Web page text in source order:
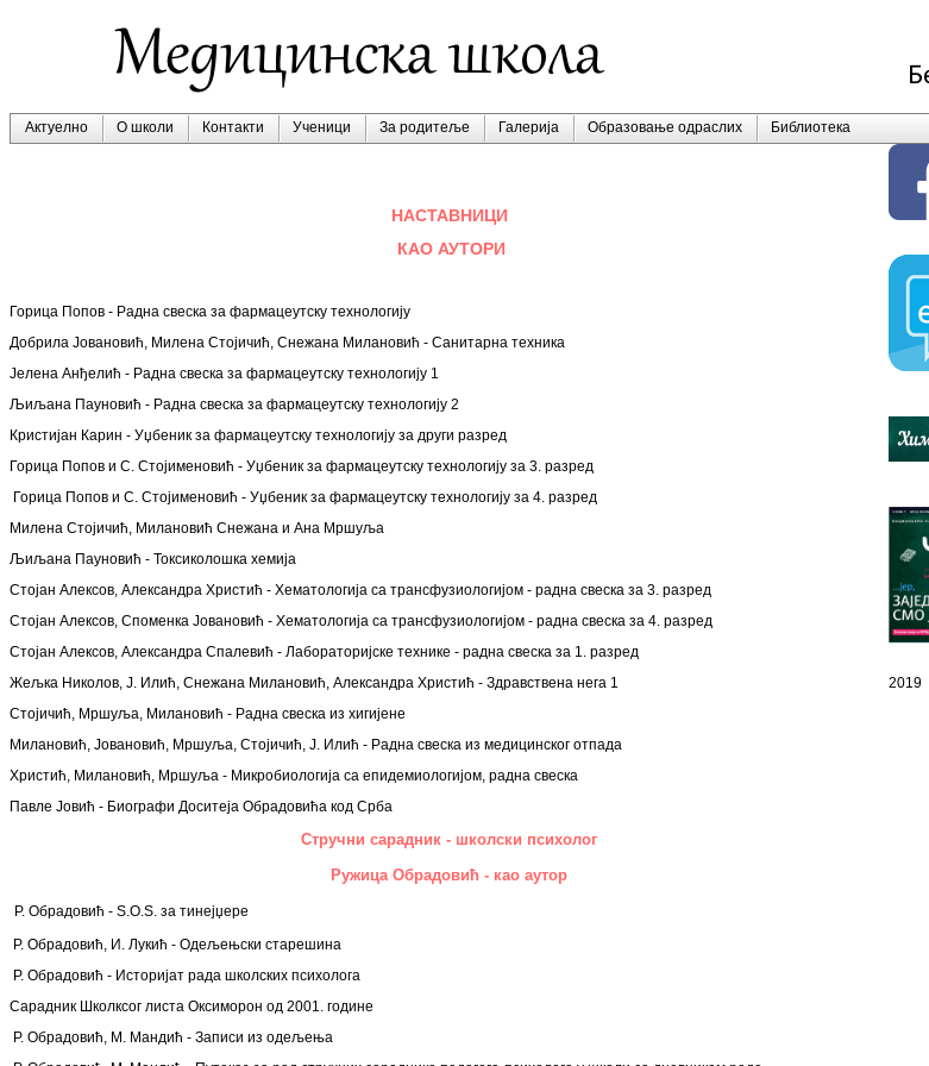
Актуелно О школи Контакти Ученици За родитеље Галерија Образовање одраслих Библиотека
НАСТАВНИЦИ
КАО АУТОРИ
Горица Попов - Радна свеска за фармацеутску технологију
Добрила Јовановић, Милена Стојичић, Снежана Милановић - Санитарна техника
Јелена Анђелић - Радна свеска за фармацеутску технологију 1
Љиљана Пауновић - Радна свеска за фармацеутску технологију 2
Кристијан Карин - Уџбеник за фармацеутску технологију за други разред
Горица Попов и С. Стојименовић - Уџбеник за фармацеутску технологију за 3. разред
Горица Попов и С. Стојименовић - Уџбеник за фармацеутску технологију за 4. разред
Милена Стојичић, Милановић Снежана и Ана Мршуља
Љиљана Пауновић - Токсиколошка хемија
Стојан Алексов, Александра Христић - Хематологија са трансфузиологијом - радна свеска за 3. разред
Стојан Алексов, Споменка Јовановић - Хематологија са трансфузиологијом - радна свеска за 4. разред
Стојан Алексов, Александра Спалевић - Лабораторијске технике - радна свеска за 1. разред
Жељка Николов, Ј. Илић, Снежана Милановић, Александра Христић - Здравствена нега 1
Стојичић, Мршуља, Милановић - Радна свеска из хигијене
Милановић, Јовановић, Мршуља, Стојичић, Ј. Илић - Радна свеска из медицинског отпада
Христић, Милановић, Мршуља - Микробиологија са епидемиологијом, радна свеска
Павле Јовић - Биографи Доситеја Обрадовића код Срба
Стручни сарадник - школски психолог
Ружица Обрадовић - као аутор
Р. Обрадовић - S.O.S. за тинејџере
Р. Обрадовић, И. Лукић - Одељењски старешина
Р. Обрадовић - Историјат рада школских психолога
Сарадник Школксог листа Оксиморон од 2001. године
Р. Обрадовић, М. Мандић - Записи из одељења
2019